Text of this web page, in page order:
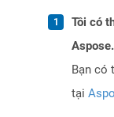
Tôi có
Bạn có
tại